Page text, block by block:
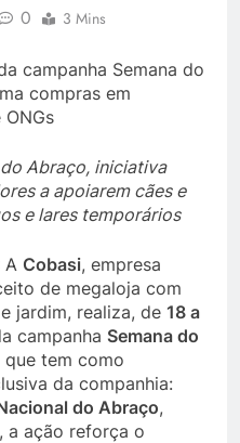
0 3 Mins
campanha Semana do
compras em
Abraço, iniciativa
a apoiarem cães e
e lares temporários
A Cobasi, empresa
de megaloja com
jardim, realiza, de 18 a
campanha Semana do
que tem como
da companhia:
do Abraço,
, a ação reforça o